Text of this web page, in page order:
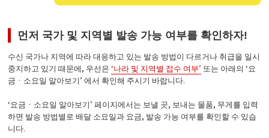
먼저 국가 및 지역별 발송 가능 여부를 확인하자!
수신 국가나 지역에 따라 대응하고 있는 발송 방법이 다르거나 취급을 일시
중지하고 있기 때문에, 우선은‘나라 및 지역별 접수 여부’ 또는 아래의 ‘요
금 · 소요일 알아보기’ 에서 확인해 주시기 바랍니다.
‘요금 · 소요일 알아보기’ 페이지에서는 보낼 곳, 보내는 물품, 무게를 입력
하면 발송 방법별로 배달 소요일과 요금, 발송 가능 여부를 확인할 수 있습
니다.